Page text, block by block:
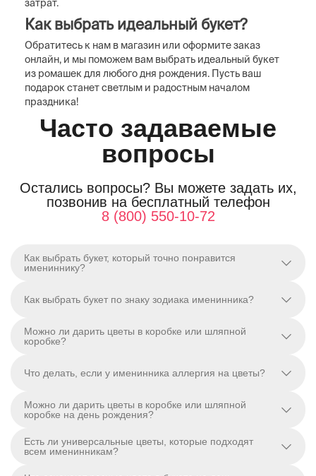
затрат.
Как выбрать идеальный букет?
Обратитесь к нам в магазин или оформите заказ
онлайн, и мы поможем вам выбрать идеальный букет
из ромашек для любого дня рождения. Пусть ваш
подарок станет светлым и радостным началом
праздника!
Часто задаваемые
вопросы
Остались вопросы? Вы можете задать их,
позвонив на бесплатный телефон
8 (800) 550-10-72
Как выбрать букет, который точно понравится
имениннику?
Как выбрать букет по знаку зодиака именинника?
Можно ли дарить цветы в коробке или шляпной
коробке?
Что делать, если у именинника аллергия на цветы?
Можно ли дарить цветы в коробке или шляпной
коробке на день рождения?
Есть ли универсальные цветы, которые подходят
всем именинникам?